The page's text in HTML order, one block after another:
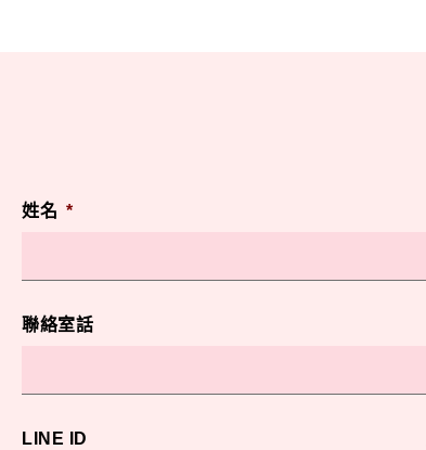
姓名 *
聯絡室話
LINE ID